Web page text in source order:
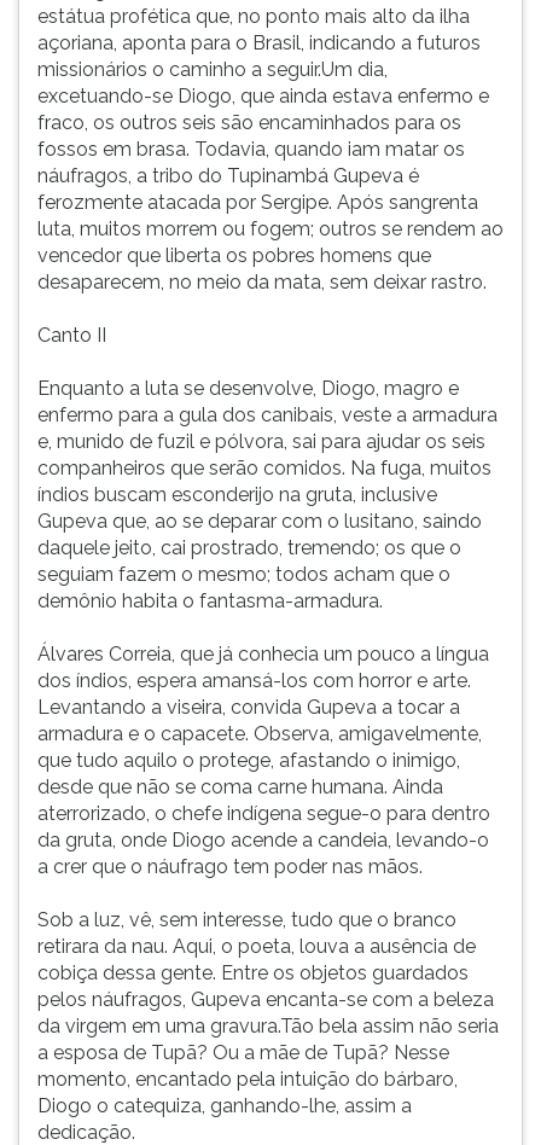
estátua profética que, no ponto mais alto da ilha
açoriana, aponta para o Brasil, indicando a futuros
missionários o caminho a seguir.Um dia,
excetuando-se Diogo, que ainda estava enfermo e
fraco, os outros seis são encaminhados para os
fossos em brasa. Todavia, quando iam matar os
náufragos, a tribo do Tupinambá Gupeva é
ferozmente atacada por Sergipe. Após sangrenta
luta, muitos morrem ou fogem; outros se rendem ao
vencedor que liberta os pobres homens que
desaparecem, no meio da mata, sem deixar rastro.
Canto II
Enquanto a luta se desenvolve, Diogo, magro e
enfermo para a gula dos canibais, veste a armadura
e, munido de fuzil e pólvora, sai para ajudar os seis
companheiros que serão comidos. Na fuga, muitos
índios buscam esconderijo na gruta, inclusive
Gupeva que, ao se deparar com o lusitano, saindo
daquele jeito, cai prostrado, tremendo; os que o
seguiam fazem o mesmo; todos acham que o
demônio habita o fantasma-armadura.
Álvares Correia, que já conhecia um pouco a língua
dos índios, espera amansá-los com horror e arte.
Levantando a viseira, convida Gupeva a tocar a
armadura e o capacete. Observa, amigavelmente,
que tudo aquilo o protege, afastando o inimigo,
desde que não se coma carne humana. Ainda
aterrorizado, o chefe indígena segue-o para dentro
da gruta, onde Diogo acende a candeia, levando-o
a crer que o náufrago tem poder nas mãos.
Sob a luz, vê, sem interesse, tudo que o branco
retirara da nau. Aqui, o poeta, louva a ausência de
cobiça dessa gente. Entre os objetos guardados
pelos náufragos, Gupeva encanta-se com a beleza
da virgem em uma gravura.Tão bela assim não seria
a esposa de Tupã? Ou a mãe de Tupã? Nesse
momento, encantado pela intuição do bárbaro,
Diogo o catequiza, ganhando-lhe, assim a
dedicação.